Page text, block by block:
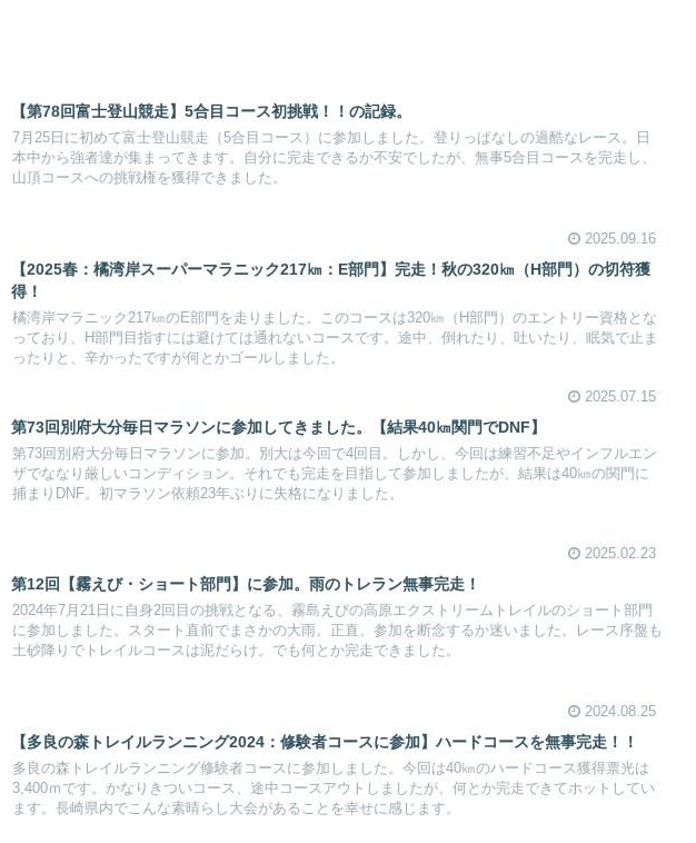
【第78回富士登山競走】5合目コース初挑戦！！の記録。
7月25日に初めて富士登山競走（5合目コース）に参加しました。登りっぱなしの過酷なレース。日
本中から強者達が集まってきます。自分に完走できるか不安でしたが、無事5合目コースを完走し、
山頂コースへの挑戦権を獲得できました。
2025.09.16
【2025春：橘湾岸スーパーマラニック217㎞：E部門】完走！秋の320㎞（H部門）の切符獲
得！
橘湾岸マラニック217㎞のE部門を走りました。このコースは320㎞（H部門）のエントリー資格とな
っており、H部門目指すには避けては通れないコースです。途中、倒れたり、吐いたり、眠気で止ま
ったりと、辛かったですが何とかゴールしました。
2025.07.15
第73回別府大分毎日マラソンに参加してきました。【結果40㎞関門でDNF】
第73回別府大分毎日マラソンに参加。別大は今回で4回目。しかし、今回は練習不足やインフルエン
ザでななり厳しいコンディション。それでも完走を目指して参加しましたが、結果は40㎞の関門に
捕まりDNF。初マラソン依頼23年ぶりに失格になりました。
2025.02.23
第12回【霧えび・ショート部門】に参加。雨のトレラン無事完走！
2024年7月21日に自身2回目の挑戦となる、霧島えびの高原エクストリームトレイルのショート部門
に参加しました。スタート直前でまさかの大雨。正直、参加を断念するか迷いました。レース序盤も
土砂降りでトレイルコースは泥だらけ。でも何とか完走できました。
2024.08.25
【多良の森トレイルランニング2024：修験者コースに参加】ハードコースを無事完走！！
多良の森トレイルランニング修験者コースに参加しました。今回は40㎞のハードコース獲得票光は
3,400ｍです。かなりきついコース、途中コースアウトしましたが、何とか完走できてホットしてい
ます。長崎県内でこんな素晴らし大会があることを幸せに感じます。